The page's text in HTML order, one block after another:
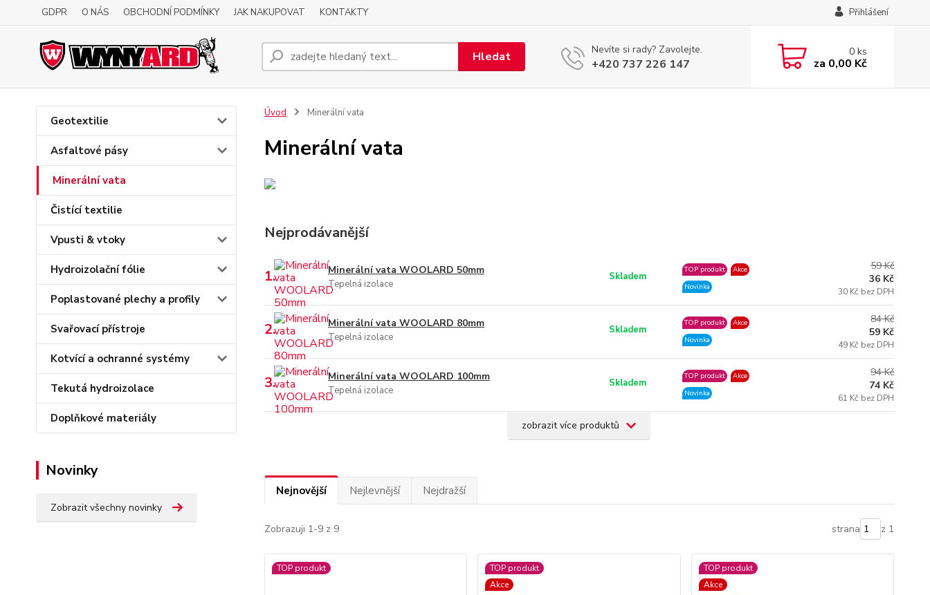
GDPR O NÁS OBCHODNÍ PODMÍNKY JAK NAKUPOVAT KONTAKTY Přihlášení
Hledat Nevíte si rady? Zavolejte.
+420 737 226 147
0ks
za 0,00 Kč
Geotextilie
Asfaltové pásy
Minerální vata
Čistící textilie
Vpusti & vtoky
Hydroizolační fólie
Poplastované plechy a profily
Svařovací přístroje
Kotvící a ochranné systémy
Tekutá hydroizolace
Doplňkové materiály
Novinky
Zobrazit všechny novinky
Úvod Minerální vata
Minerální vata
Nejprodávanější
1. Minerální vata WOOLARD 50mm
Tepelná izolace
Skladem
TOP produkt
Akce
Novinka
59 Kč
36 Kč
30 Kč bez DPH
2. Minerální vata WOOLARD 80mm
Tepelná izolace
Skladem
TOP produkt
Akce
Novinka
84 Kč
59 Kč
49 Kč bez DPH
3. Minerální vata WOOLARD 100mm
Tepelná izolace
Skladem
TOP produkt
Akce
Novinka
94 Kč
74 Kč
61 Kč bez DPH
zobrazit více produktů
Nejnovější Nejlevnější Nejdražší
Zobrazuji 1-9 z 9 strana z 1
TOP produkt
TOP produkt
Akce
TOP produkt
Akce